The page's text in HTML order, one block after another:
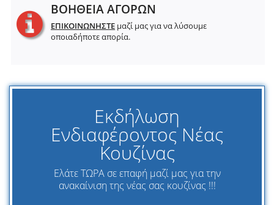
ΒΟΗΘΕΙΑ ΑΓΟΡΩΝ
ΕΠΙΚΟΙΝΩΝΗΣΤΕ μαζί μας για να λύσουμε
οποιαδήποτε απορία.
Εκδήλωση
Ενδιαφέροντος Νέας
Κουζίνας
Ελάτε ΤΩΡΑ σε επαφή μαζί μας για την
ανακαίνιση της νέας σας κουζίνας !!!